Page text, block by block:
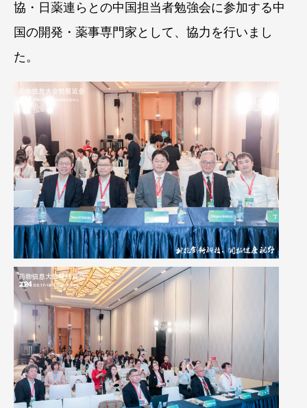
協・日薬連らとの中国担当者勉強会に参加する中
国の開発・薬事専門家として、協力を行いまし
た。